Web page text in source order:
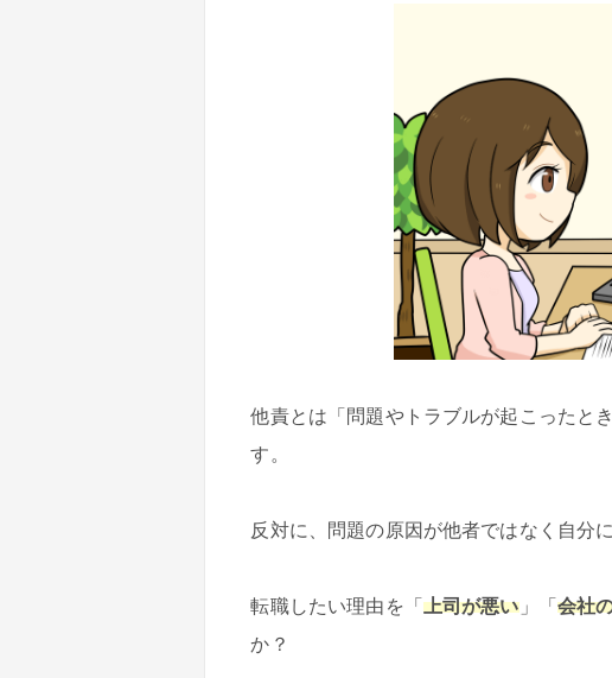
他責とは「問題やトラブルが起こったと
す。
反対に、問題の原因が他者ではなく自分
転職したい理由を「 上司が悪い」「 会社
か？